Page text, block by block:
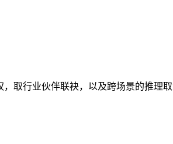
取行业伙伴联袂，以及跨场景的推理